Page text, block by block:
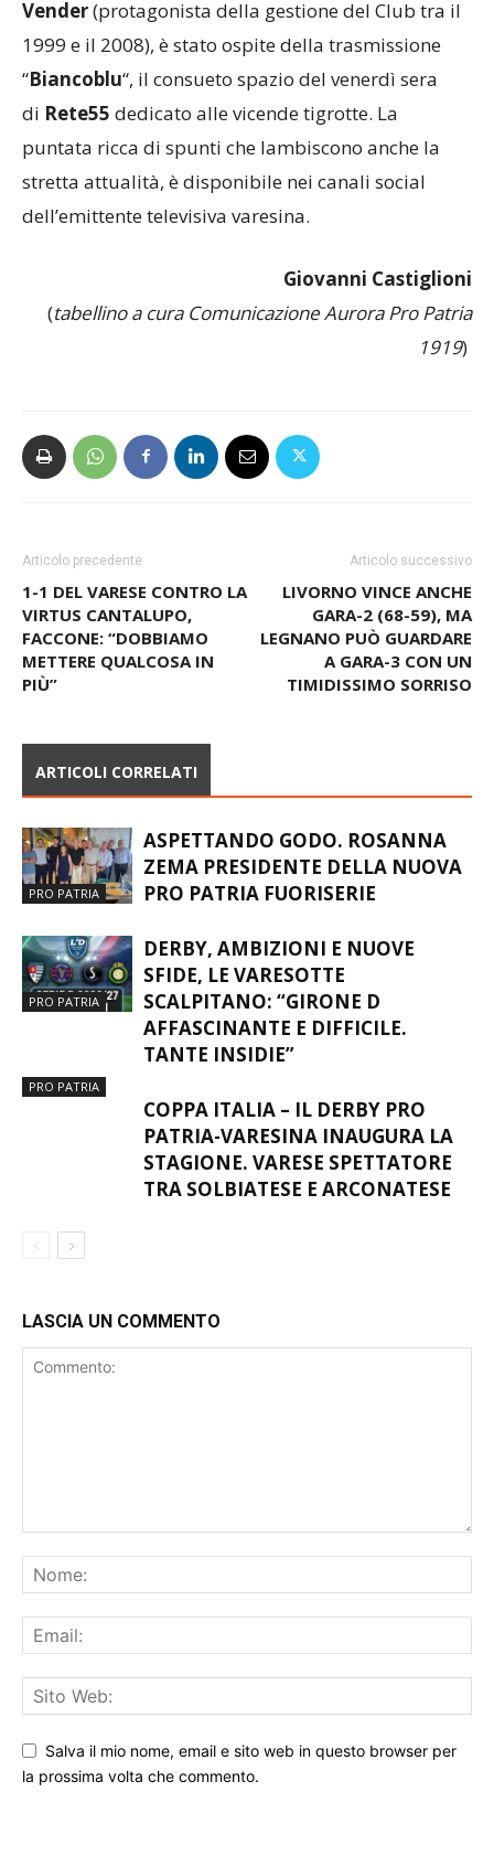
1999 e il 2008), è stato ospite della trasmissione
“Biancoblu“, il consueto spazio del venerdì sera
diRete55dedicato alle vicende tigrotte. La
puntata ricca di spunti che lambiscono anche la
stretta attualità, è disponibile nei canali social
dell’emittente televisiva varesina.
tabellino a cura Comunicazione Aurora Pro Patria
1919)
1-1 DEL VARESE CONTRO LA
VIRTUS CANTALUPO,
FACCONE: “DOBBIAMO
METTERE QUALCOSA IN
PIÙ”
LIVORNO VINCE ANCHE
GARA-2 (68-59), MA
LEGNANO PUÒ GUARDARE
A GARA-3 CON UN
TIMIDISSIMO SORRISO
ARTICOLI CORRELATI
PRO PATRIA
ZEMA PRESIDENTE DELLA NUOVA
PRO PATRIA FUORISERIE
PRO PATRIA
SFIDE, LE VARESOTTE
SCALPITANO: “GIRONE D
AFFASCINANTE E DIFFICILE.
TANTE INSIDIE”
PATRIA-VARESINA INAUGURA LA
STAGIONE. VARESE SPETTATORE
TRA SOLBIATESE E ARCONATESE
la prossima volta che commento.